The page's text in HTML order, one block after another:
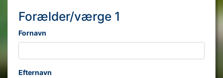
Forælder/værge 1
Fornavn
Efternavn